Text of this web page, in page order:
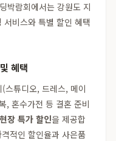
박람회에서는 강원도 지
서비스와 특별 할인 혜택
혜택
스튜디오, 드레스, 메이
, 혼수가전 등 결혼 준비
현장 특가 할인을 제공합
적인 할인율과 사은품